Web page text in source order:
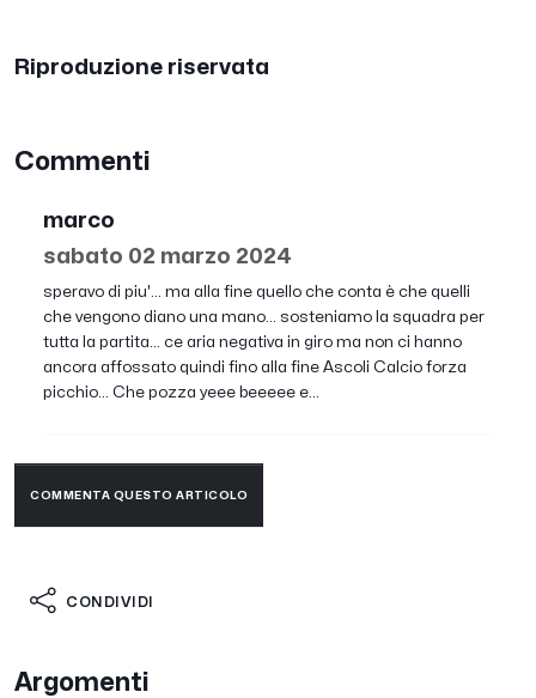
Riproduzione riservata
Commenti
marco
sabato 02 marzo 2024
speravo di piu'... ma alla fine quello che conta è che quelli
che vengono diano una mano... sosteniamo la squadra per
tutta la partita... ce aria negativa in giro ma non ci hanno
ancora affossato quindi fino alla fine Ascoli Calcio forza
picchio... Che pozza yeee beeeee e...
COMMENTA QUESTO ARTICOLO
CONDIVIDI
Argomenti